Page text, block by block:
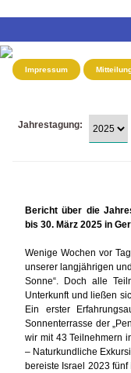
Impressum
Jahrestagung:
Bericht über die
bis 30. März 2025 in
Wenige Wochen vor
unserer langjährigen
Sonne“. Doch alle
Unterkunft und ließen
Ein erster
Sonnenterrasse der
wir mit 43 Teilnehmern
– Naturkundliche
bereiste Israel 2023